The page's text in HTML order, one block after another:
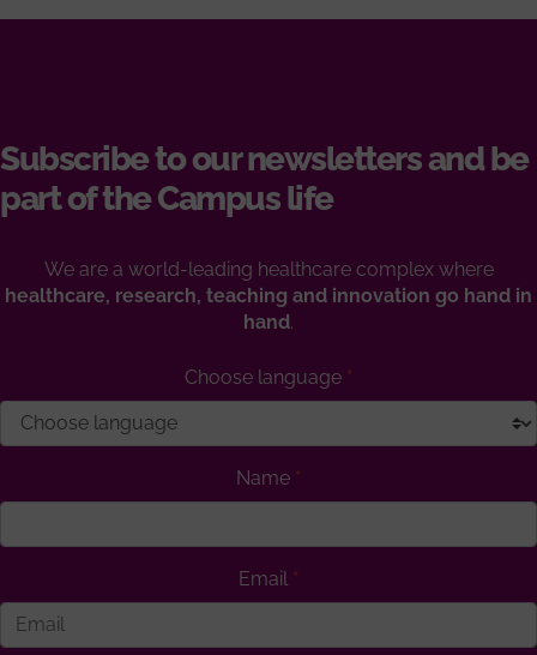
Subscribe to our newsletters and be
part of the Campus life
We are a world-leading healthcare complex where
healthcare, research, teaching and innovation go hand in
hand.
Choose language
Name
Email